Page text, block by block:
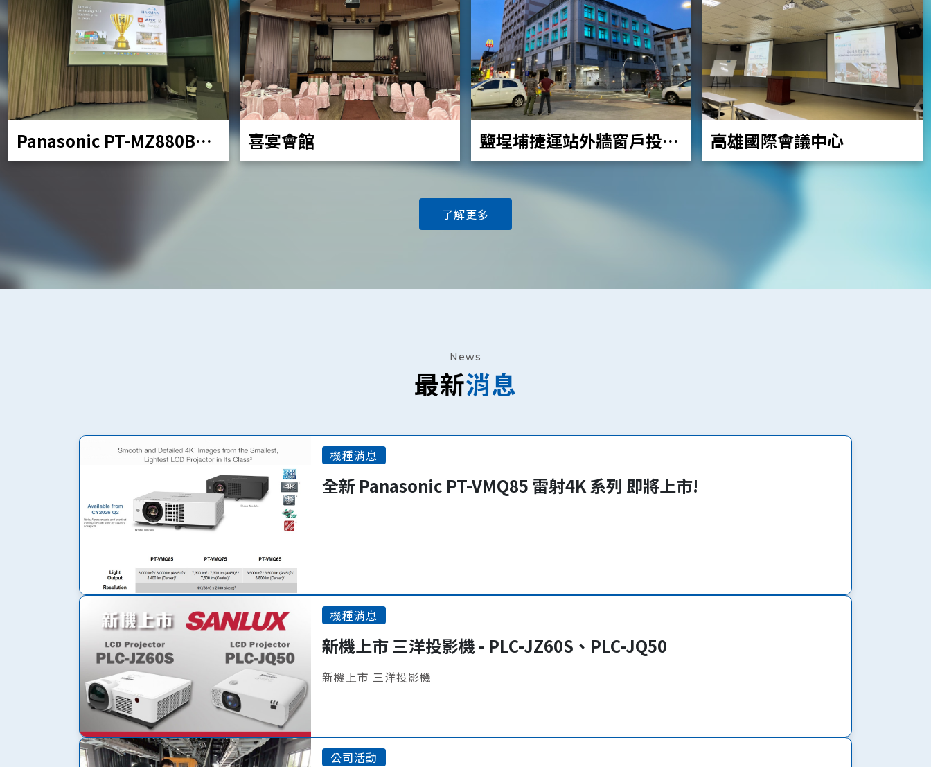
Panasonic PT-MZ880BT
移動投影
喜宴會館
鹽埕埔捷運站外牆窗戶投影
(PT-VZ580)
高雄國際會議中心
了解更多
News
最新消息
機種消息
全新 Panasonic PT-VMQ85 雷射4K 系列 即將上市!
機種消息
新機上市 三洋投影機 - PLC-JZ60S、PLC-JQ50
新機上市 三洋投影機
公司活動